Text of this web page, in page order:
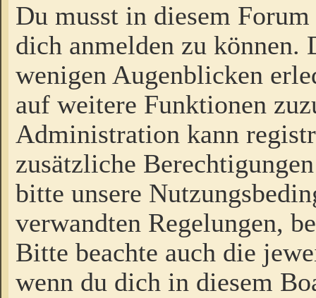
Du musst in diesem
dich anmelden zu
wenigen Augenblicken
auf weitere Funktionen
Administration kann
zusätzliche
bitte unsere
verwandten Regelungen,
Bitte beachte auch die
wenn du dich in diesem